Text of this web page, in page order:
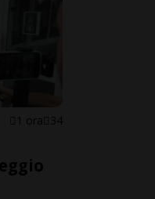
1 ora 34